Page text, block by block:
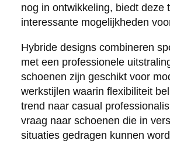
nog in ontwikkeling, biedt deze
interessante mogelijkheden
Hybride designs combineren
met een professionele
schoenen zijn geschikt voor
werkstijlen waarin flexibiliteit
trend naar casual
vraag naar schoenen die in
situaties gedragen kunnen